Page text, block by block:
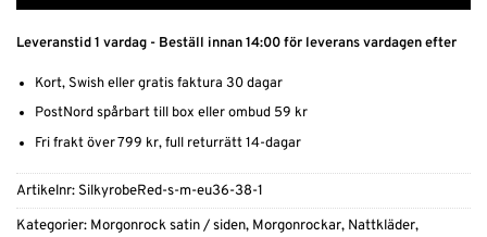
Leveranstid 1 vardag - Beställ innan 14:00 för leverans vardagen efter
Kort, Swish eller gratis faktura 30 dagar
PostNord spårbart till box eller ombud 59 kr
Fri frakt över 799 kr, full returrätt 14-dagar
Artikelnr: SilkyrobeRed-s-m-eu36-38-1
Kategorier: Morgonrock satin / siden, Morgonrockar, Nattkläder,